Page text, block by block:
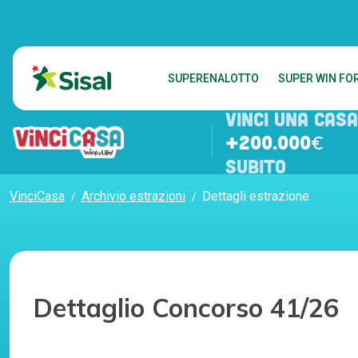
SUPERENALOTTO SUPER WIN
VINCI UNA CASA
+200.000€
SUBITO
VinciCasa Archivio estrazioni Dettagli estrazione
Dettaglio Concorso 41/26